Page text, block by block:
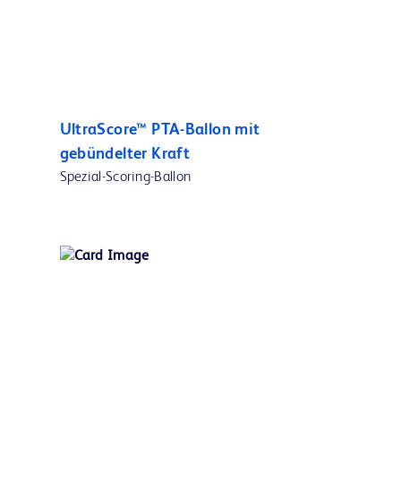
UltraScore™ PTA-Ballon mit
gebündelter Kraft
Spezial-Scoring-Ballon